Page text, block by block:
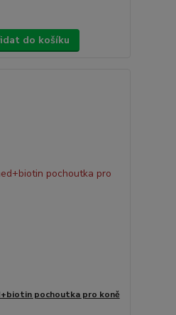
do košíku
pochoutka pro koně